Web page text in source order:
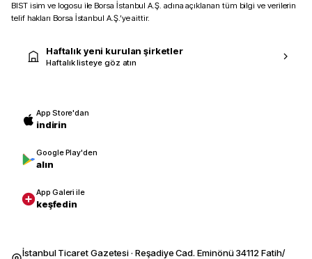
BIST isim ve logosu ile Borsa İstanbul A.Ş. adına açıklanan tüm bilgi ve verilerin
telif hakları Borsa İstanbul A.Ş.’ye aittir.
Haftalık yeni kurulan şirketler
Haftalık listeye göz atın
App Store'dan
indirin
Google Play'den
alın
App Galeri ile
keşfedin
İstanbul Ticaret Gazetesi · Reşadiye Cad. Eminönü 34112 Fatih/